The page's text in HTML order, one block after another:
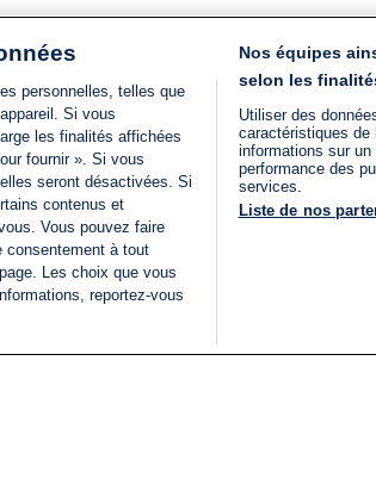
personnelles, telles que
Si vous
les finalités affichées
fournir ». Si vous
seront désactivées. Si
contenus et
Vous pouvez faire
consentement à tout
Les choix que vous
reportez-vous
Nos équipes
selon les
Utiliser des
caractéristiques de
informations sur
performance des
services.
Liste de nos